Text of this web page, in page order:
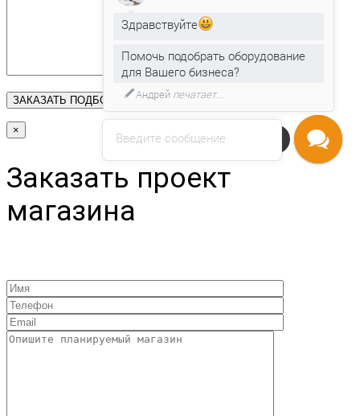
×
Заказать проект
магазина
Напишите нам
Введите сообщение
Здравствуйте
Помочь подобрать оборудование
для Вашего бизнеса?
Андрейпечатает...